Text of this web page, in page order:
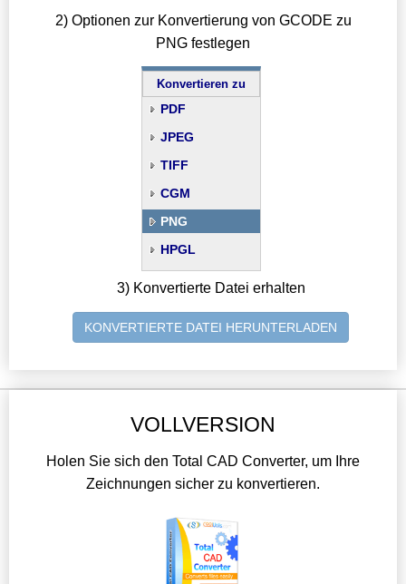
2) Optionen zur Konvertierung von GCODE zu
PNG festlegen
Konvertieren zu
PDF
JPEG
TIFF
CGM
PNG
HPGL
3) Konvertierte Datei erhalten
KONVERTIERTE DATEI HERUNTERLADEN
VOLLVERSION
Holen Sie sich den Total CAD Converter, um Ihre
Zeichnungen sicher zu konvertieren.